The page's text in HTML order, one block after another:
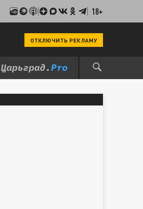
18+
ОТКЛЮЧИТЬ РЕКЛАМУ